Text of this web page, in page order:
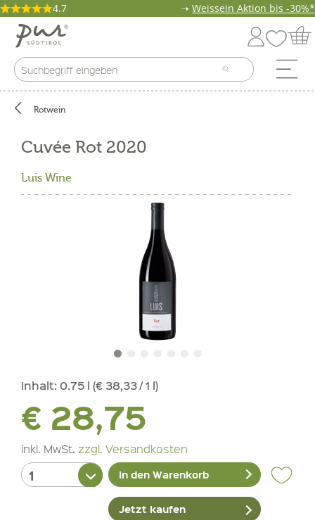
4.7 ➝ Weissein Aktion bis -30%*
Rotwein
Cuvée Rot 2020
Luis Wine
Inhalt: 0.75 l (€ 38,33 / 1 l)
€ 28,75
inkl. MwSt. zzgl. Versandkosten
In den Warenkorb
Jetzt kaufen